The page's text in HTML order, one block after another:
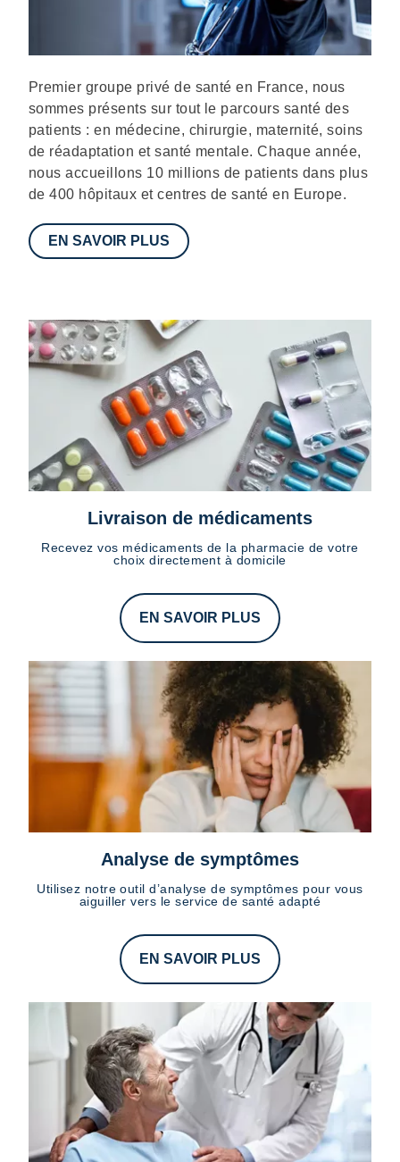
Description
Premier groupe privé de santé en France, nous
sommes présents sur tout le parcours santé des
patients : en médecine, chirurgie, maternité, soins
de réadaptation et santé mentale. Chaque année,
nous accueillons 10 millions de patients dans plus
de 400 hôpitaux et centres de santé en Europe.
EN SAVOIR PLUS
Livraison de médicaments
Recevez vos médicaments de la pharmacie de votre
choix directement à domicile
EN SAVOIR PLUS
Analyse de symptômes
Utilisez notre outil d’analyse de symptômes pour vous
aiguiller vers le service de santé adapté
EN SAVOIR PLUS